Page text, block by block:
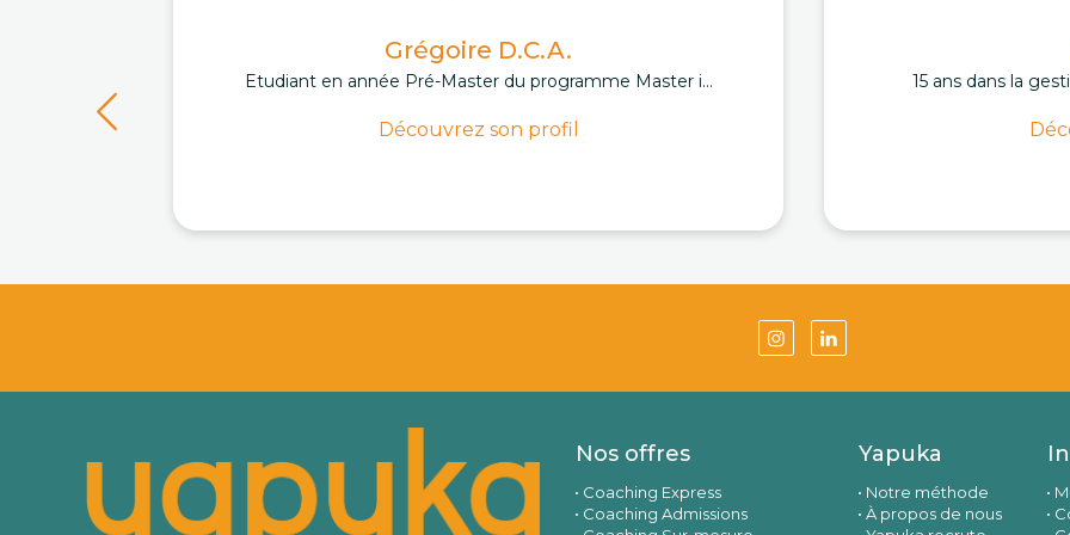
Grégoire D.C.A.
Etudiant en année Pré-Master du programme Master i...
Découvrez son profil
15 ans dans la
Nos offres
Coaching Express
Coaching Admissions
Yapuka
Notre méthode
À propos de nous